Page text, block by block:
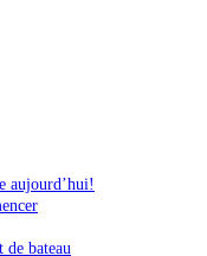
aujourd’hui!
bateau